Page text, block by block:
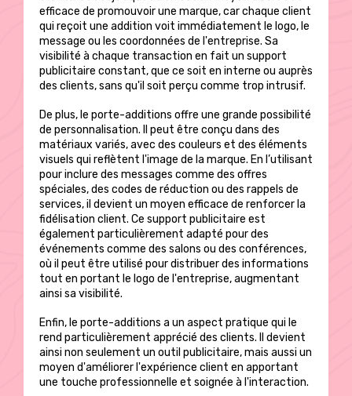
efficace de promouvoir une marque, car chaque client
qui reçoit une addition voit immédiatement le logo, le
message ou les coordonnées de l'entreprise. Sa
visibilité à chaque transaction en fait un support
publicitaire constant, que ce soit en interne ou auprès
des clients, sans qu'il soit perçu comme trop intrusif.
De plus, le porte-additions offre une grande possibilité
de personnalisation. Il peut être conçu dans des
matériaux variés, avec des couleurs et des éléments
visuels qui reflètent l'image de la marque. En l’utilisant
pour inclure des messages comme des offres
spéciales, des codes de réduction ou des rappels de
services, il devient un moyen efficace de renforcer la
fidélisation client. Ce support publicitaire est
également particulièrement adapté pour des
événements comme des salons ou des conférences,
où il peut être utilisé pour distribuer des informations
tout en portant le logo de l'entreprise, augmentant
ainsi sa visibilité.
Enfin, le porte-additions a un aspect pratique qui le
rend particulièrement apprécié des clients. Il devient
ainsi non seulement un outil publicitaire, mais aussi un
moyen d'améliorer l'expérience client en apportant
une touche professionnelle et soignée à l'interaction.